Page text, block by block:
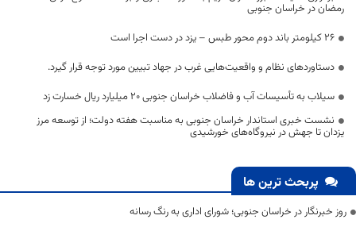
رمضان در خراسان جنوبی
۲۶ کیلومتر باند دوم محور طبس – یزد در دست اجرا است
دستاوردهای نظام و واقعیت‌هایی غرب در جهاد تبیین مورد توجه قرار گیرد.
سیلاب به تأسیسات آب و فاضلاب خراسان جنوبی ۲۰ میلیارد ریال خسارت زد
نشست خبری استاندار خراسان جنوبی به مناسبت هفته دولت؛ از توسعه مرز
یزدان تا جهش در نیروگاه‌های خورشیدی
پربحث ترین ها
روز خبرنگار در خراسان جنوبی؛ شورای اداری به رنگ رسانه